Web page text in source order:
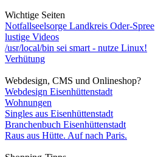
Wichtige Seiten
Notfallseelsorge Landkreis Oder-Spree
lustige Videos
/usr/local/bin sei smart - nutze Linux!
Verhütung
Webdesign, CMS und Onlineshop?
Webdesign Eisenhüttenstadt
Wohnungen
Singles aus Eisenhüttenstadt
Branchenbuch Eisenhüttenstadt
Raus aus Hütte. Auf nach Paris.